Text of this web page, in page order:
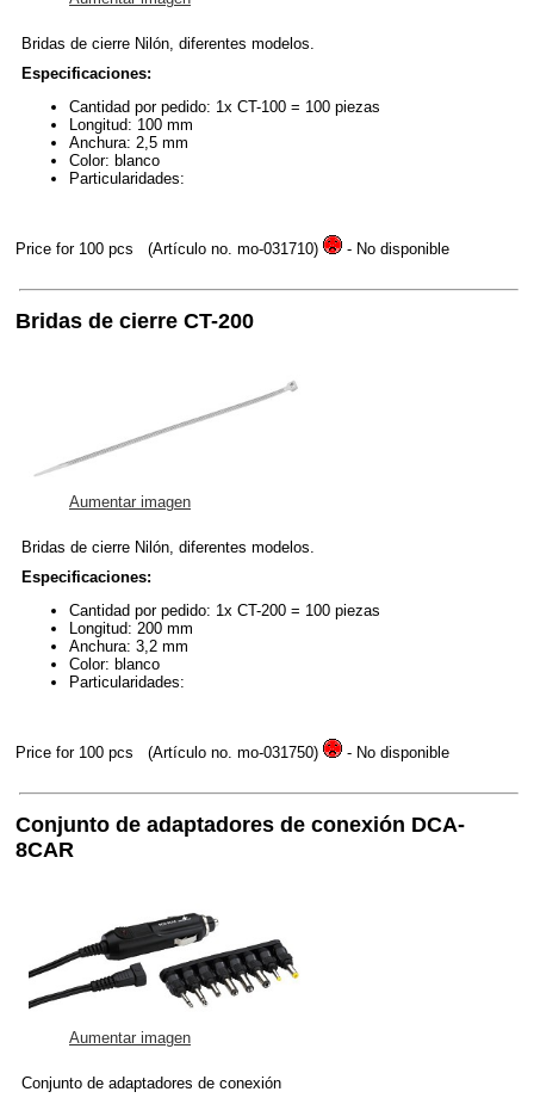
Bridas de cierre Nilón, diferentes modelos.
Especificaciones:
Cantidad por pedido: 1x CT-100 = 100 piezas
Longitud: 100 mm
Anchura: 2,5 mm
Color: blanco
Particularidades:
Price for 100 pcs (Artículo no. mo-031710) - No disponible
Bridas de cierre CT-200
Aumentar imagen
Bridas de cierre Nilón, diferentes modelos.
Especificaciones:
Cantidad por pedido: 1x CT-200 = 100 piezas
Longitud: 200 mm
Anchura: 3,2 mm
Color: blanco
Particularidades:
Price for 100 pcs (Artículo no. mo-031750) - No disponible
Conjunto de adaptadores de conexión DCA-
8CAR
Aumentar imagen
Conjunto de adaptadores de conexión